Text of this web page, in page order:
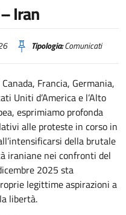
Iran
Tipologia:Comunicati
Francia, Germania,
Uniti d’America e l’Alto
esprimiamo profonda
alle proteste in corso in
della brutale
iraniane nei confronti del
2025 sta
legittime aspirazioni a
libertà.